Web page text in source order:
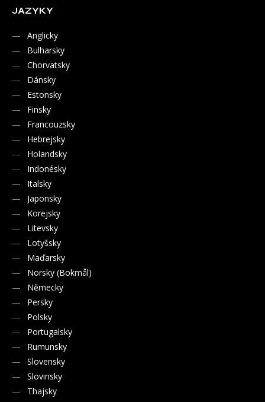
JAZYKY
Anglicky
Bulharsky
Chorvatsky
Dánsky
Estonsky
Finsky
Francouzsky
Hebrejsky
Holandsky
Indonésky
Italsky
Japonsky
Korejsky
Litevsky
Lotyšsky
Maďarsky
Norsky (Bokmål)
Německy
Persky
Polsky
Portugalsky
Rumunsky
Slovensky
Slovinsky
Thajsky